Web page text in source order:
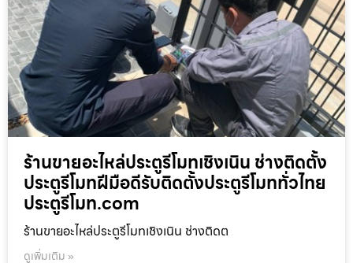
ร้านขายอะไหล่ประตูรีโมทเชิงเนิน ช่างติดตั้ง
ประตูรีโมทฝีมือดีรับติดตั้งประตูรีโมททั่วไทย
ประตูรีโมท.com
ร้านขายอะไหล่ประตูรีโมทเชิงเนิน ช่างติดต
ดูเพิ่มเติม »